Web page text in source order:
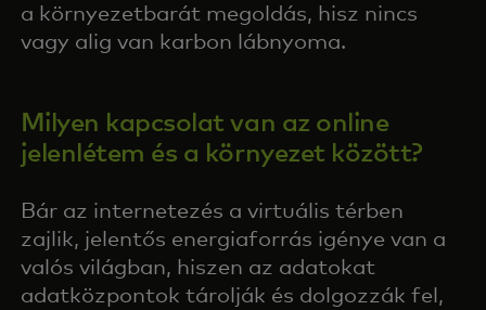
a környezetbarát megoldás, hisz nincs
vagy alig van karbon lábnyoma.
Milyen kapcsolat van az online
jelenlétem és a környezet között?
Bár az internetezés a virtuális térben
zajlik, jelentős energiaforrás igénye van a
valós világban, hiszen az adatokat
adatközpontok tárolják és dolgozzák fel,